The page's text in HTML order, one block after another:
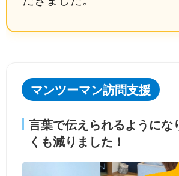
マンツーマン訪問支援
言葉で伝えられるようにな
くも減りました！